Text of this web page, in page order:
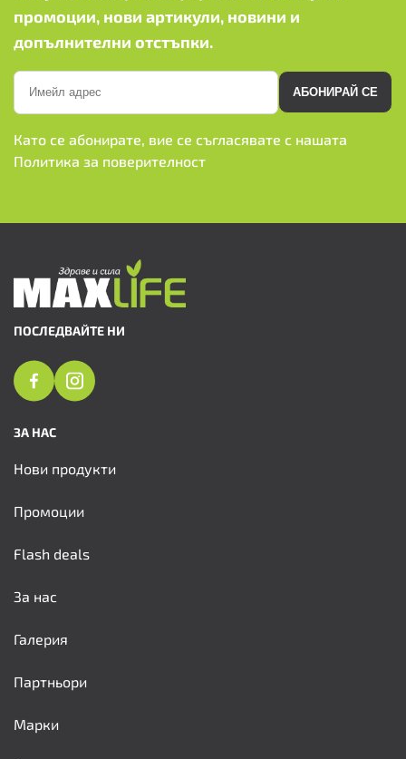
промоции, нови артикули, новини и
допълнителни отстъпки.
АБОНИРАЙ СЕ
Като се абонирате, вие се съгласявате с нашата
Политика за поверителност
ПОСЛЕДВАЙТЕ НИ
ЗА НАС
Нови продукти
Промоции
Flash deals
За нас
Галерия
Партньори
Марки